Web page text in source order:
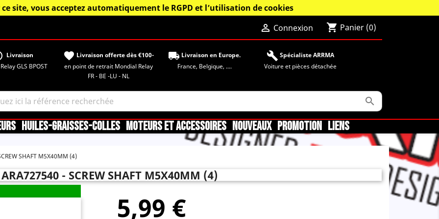
site, vous acceptez automatiquement le RGPD et l’utilisation de cookies
 Connexion shopping_cart Panier (0)
Livraison
GLS BPOST
favorite Livraison offerte dès €100-
en point de retrait Mondial Relay
FR - BE -LU - NL
local_shipping Livraison en Europe.
France, Belgique, ....
build Spécialiste ARRMA
Voiture et pièces détachée

HUILES-GRAISSES-COLLES MOTEURS ET ACCESSOIRES NOUVEAUX PROMOTION LIENS
SHAFT M5X40MM (4)
ARA727540 - SCREW SHAFT M5X40MM (4)
5,99 €